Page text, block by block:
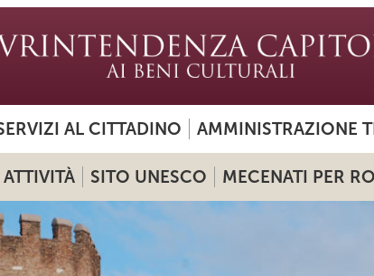
AL CITTADINO AMMINISTRAZIONE
ATTIVITÀ SITO UNESCO MECENATI PER